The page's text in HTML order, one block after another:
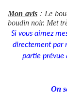
Mon avis: Le
boudin noir. Met
Si vous aimez
directement par
partie prévue
On